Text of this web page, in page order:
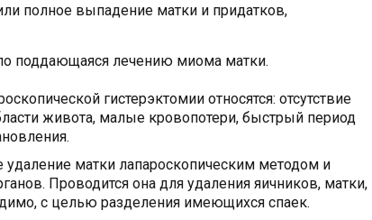
полное выпадение матки и придатков,
поддающаяся лечению миома матки.
гистерэктомии относятся: отсутствие
живота, малые кровопотери, быстрый период
матки лапароскопическим методом и
Проводится она для удаления яичников, матки,
с целью разделения имеющихся спаек.